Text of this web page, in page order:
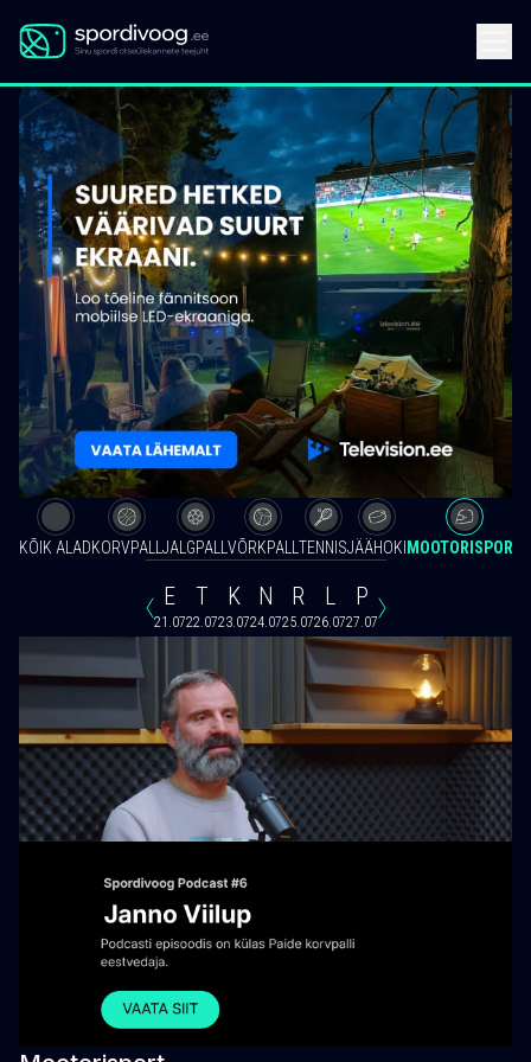
KÕIK ALADKORVPALL JALGPALL VÕRKPALL TENNISJÄÄHOKI MOOTORISPORT
E
21.07
T
22.07
K
23.07
N
24.07
R
25.07
L
26.07
P
27.07